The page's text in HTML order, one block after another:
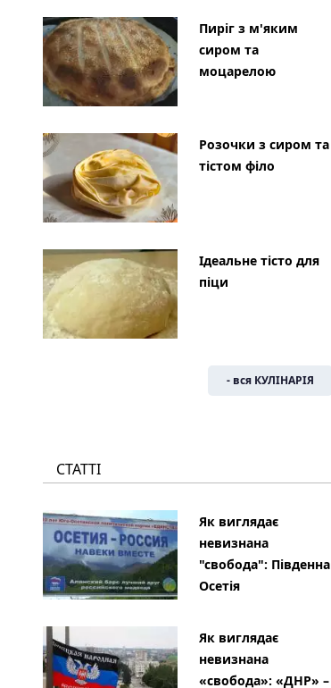
Пиріг з м'яким
сиром та
моцарелою
Розочки з сиром та
тістом філо
Ідеальне тісто для
піци
- вся КУЛІНАРІЯ
СТАТТІ
Як виглядає
невизнана
"свобода": Південна
Осетія
Як виглядає
невизнана
«свобода»: «ДНР» –